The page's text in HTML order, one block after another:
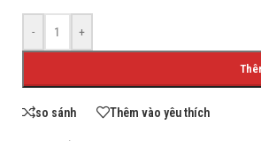
Hidden sidebar
HOT
Small categories menu
Products list view
- +
so sánh Thêm vào yêu thích